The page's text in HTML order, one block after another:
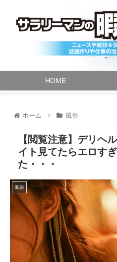
HOME
ホーム 風俗
【閲覧注意】デリヘ
イト見てたらエロす
た・・・
風俗